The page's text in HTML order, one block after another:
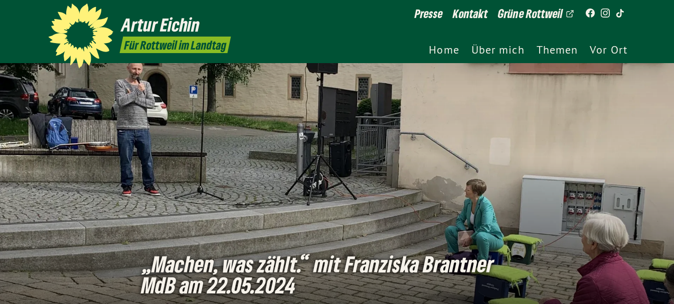
ArturEichin
Für Rottweil im Landtag
Presse Kontakt Grüne Rottweil
Home Über mich Themen Vor Ort
„Machen, was zählt.“ mit Franziska Brantner
MdB am 22.05.2024